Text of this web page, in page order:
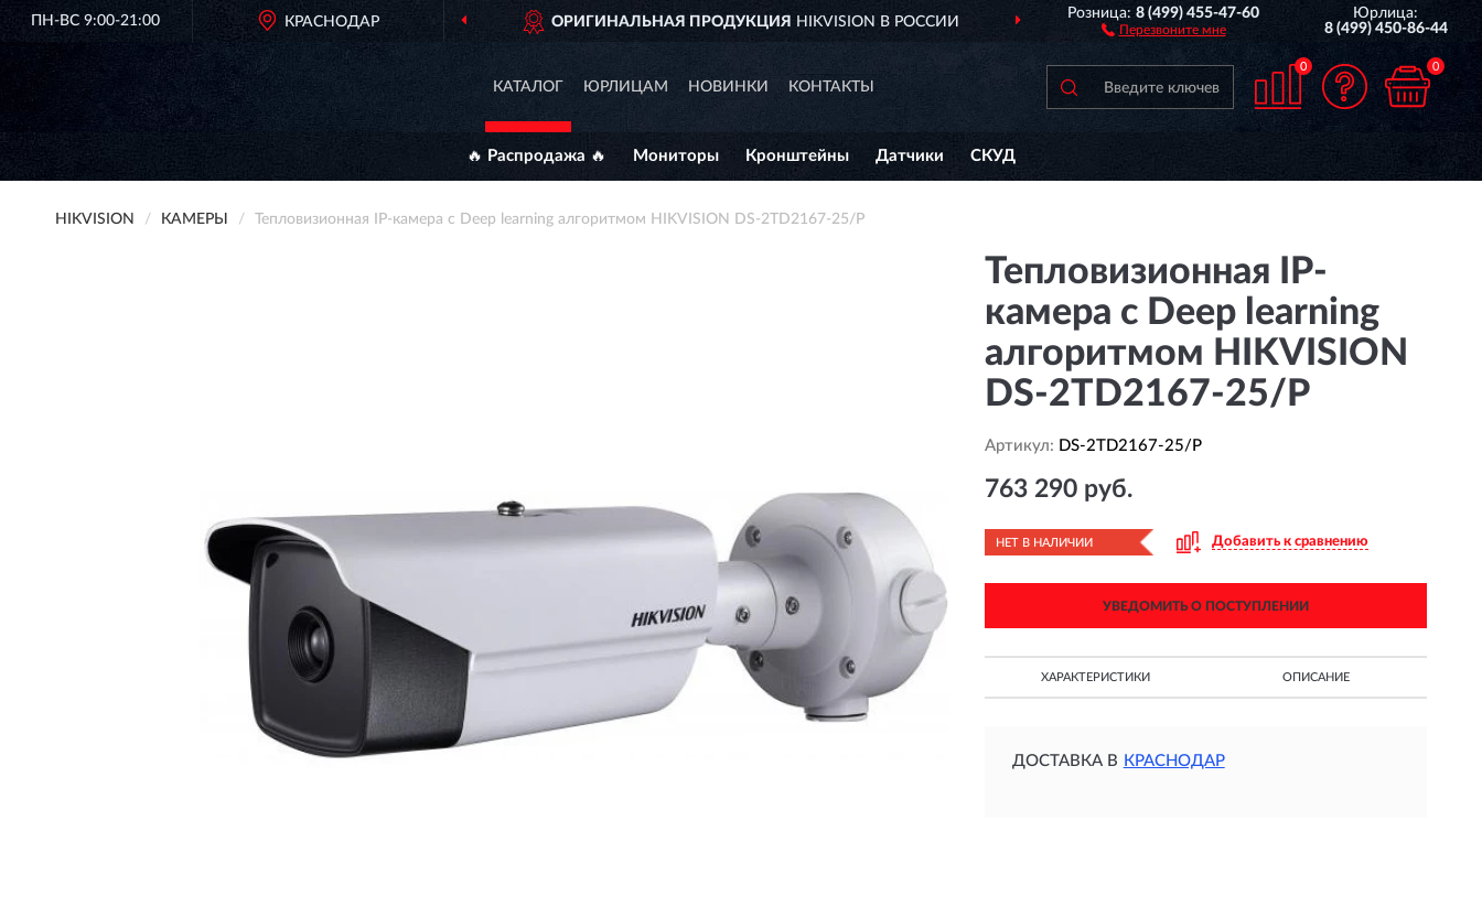
ПН-ВС 9:00-21:00 КРАСНОДАР ОРИГИНАЛЬНАЯ ПРОДУКЦИЯ HIKVISION В РОССИИ ДОСТАВИМ ПО ВСЕЙ РОССИИ
Розница:8 (499) 455-47-60
Перезвоните мне
Юрлица:
8 (499) 450-86-44
КАТАЛОГ ЮРЛИЦАМ НОВИНКИ КОНТАКТЫ
0 0
🔥 Распродажа 🔥 Мониторы Кронштейны Датчики СКУД
HIKVISION КАМЕРЫ Тепловизионная IP-камера с Deep learning алгоритмом HIKVISION DS-2TD2167-25/P
Тепловизионная IP-
камера с Deep learning
алгоритмом HIKVISION
DS-2TD2167-25/P
Артикул: DS-2TD2167-25/P
763 290 руб.
НЕТ В НАЛИЧИИ Добавить к сравнению
УВЕДОМИТЬ О ПОСТУПЛЕНИИ
ХАРАКТЕРИСТИКИ ОПИСАНИЕ
ДОСТАВКА В КРАСНОДАР